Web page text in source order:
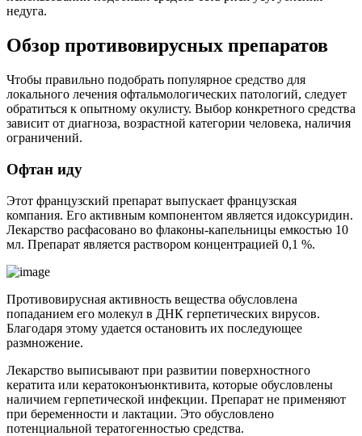
недуга.
Обзор противовирусных препаратов
Чтобы правильно подобрать популярное средство для
локального лечения офтальмологических патологий, следует
обратиться к опытному окулисту. Выбор конкретного средства
зависит от диагноза, возрастной категории человека, наличия
ограничений.
Офтан иду
Этот французский препарат выпускает французская
компания. Его активным компонентом является идоксуридин.
Лекарство расфасовано во флаконы-капельницы емкостью 10
мл. Препарат является раствором концентрацией 0,1 %.
Противовирусная активность вещества обусловлена
попаданием его молекул в ДНК герпетических вирусов.
Благодаря этому удается остановить их последующее
размножение.
Лекарство выписывают при развитии поверхностного
кератита или кератоконъюнктивита, которые обусловлены
наличием герпетической инфекции. Препарат не применяют
при беременности и лактации. Это обусловлено
потенциальной тератогенностью средства.